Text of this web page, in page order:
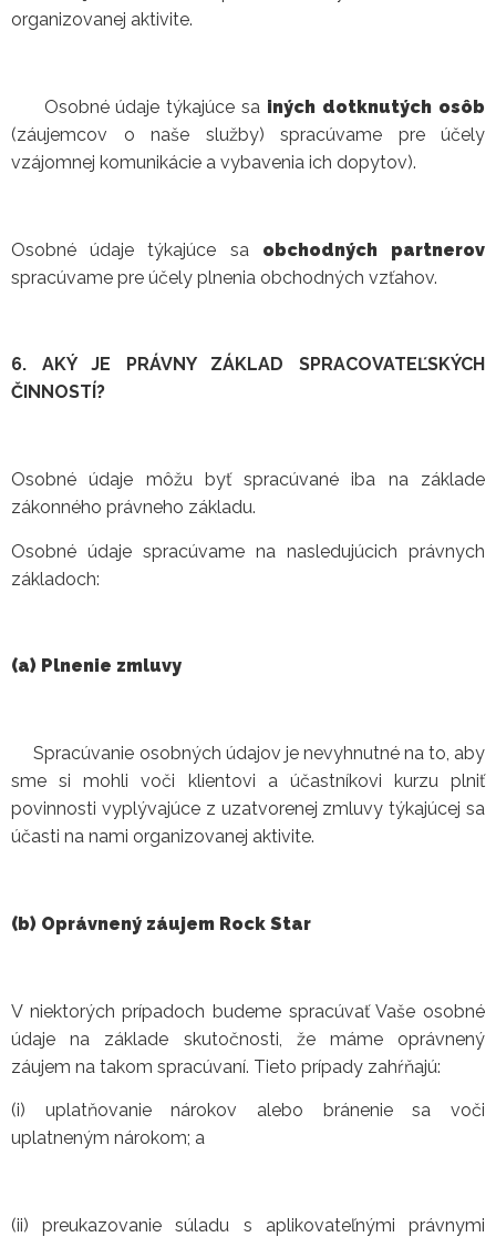
organizovanej aktivite.
Osobné údaje týkajúce sa iných dotknutých osôb
(záujemcov o naše služby) spracúvame pre účely
vzájomnej komunikácie a vybavenia ich dopytov).
Osobné údaje týkajúce sa obchodných partnerov
spracúvame pre účely plnenia obchodných vzťahov.
6. AKÝ JE PRÁVNY ZÁKLAD SPRACOVATEĽSKÝCH
ČINNOSTÍ?
Osobné údaje môžu byť spracúvané iba na základe
zákonného právneho základu.
Osobné údaje spracúvame na nasledujúcich právnych
základoch:
(a) Plnenie zmluvy
Spracúvanie osobných údajov je nevyhnutné na to, aby
sme si mohli voči klientovi a účastníkovi kurzu plniť
povinnosti vyplývajúce z uzatvorenej zmluvy týkajúcej sa
účasti na nami organizovanej aktivite.
(b) Oprávnený záujem Rock Star
V niektorých prípadoch budeme spracúvať Vaše osobné
údaje na základe skutočnosti, že máme oprávnený
záujem na takom spracúvaní. Tieto prípady zahŕňajú:
(i) uplatňovanie nárokov alebo bránenie sa voči
uplatneným nárokom; a
(ii) preukazovanie súladu s aplikovateľnými právnymi